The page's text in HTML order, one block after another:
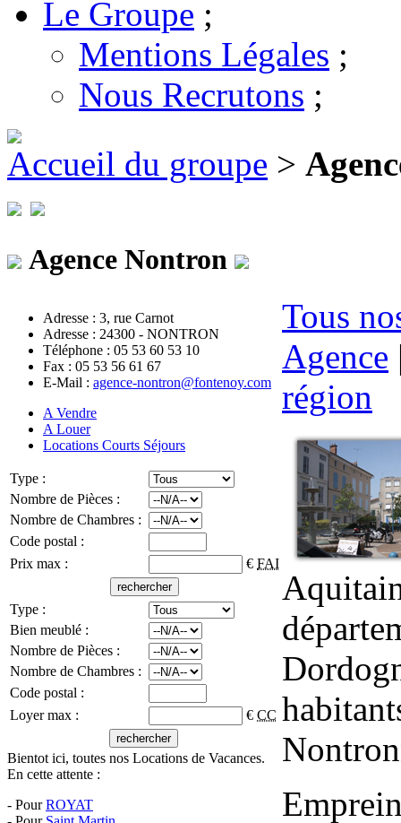
Le Groupe ;
Mentions Légales ;
Nous Recrutons ;
Accueil du groupe >
Agence Nontron
Adresse : 3, rue Carnot
Adresse : 24300 - NONTRON
Téléphone : 05 53 60 53 10
Fax : 05 53 56 61 67
E-Mail : agence-nontron@fontenoy.com
A Vendre
A Louer
Locations Courts Séjours
Type :
Nombre de Pièces :
Nombre de Chambres :
Code postal :
Prix max :
€ FAI
Type :
Bien meublé :
Nombre de Pièces :
Nombre de Chambres :
Code postal :
Loyer max :
€ CC
Bientot ici, toutes nos Locations de Vacances.
En cette attente :
- PourROYAT
Tous
Agence
région